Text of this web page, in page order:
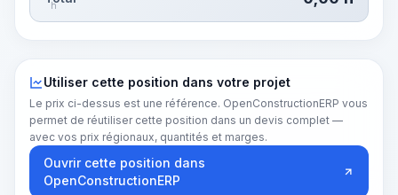
h
Utiliser cette position dans votre projet
Le prix ci-dessus est une référence. OpenConstructionERP vous
permet de réutiliser cette position dans un devis complet —
avec vos prix régionaux, quantités et marges.
Ouvrir cette position dans
OpenConstructionERP